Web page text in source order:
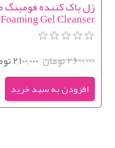
Foaming Gel Cleanser
2,600,000 تومان 2,100,000 تومان